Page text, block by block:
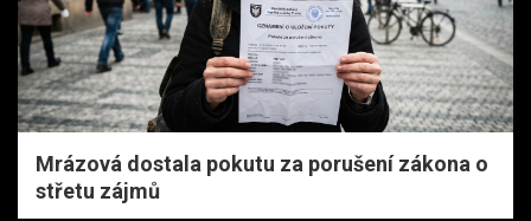
Mrázová dostala pokutu za porušení zákona o
střetu zájmů